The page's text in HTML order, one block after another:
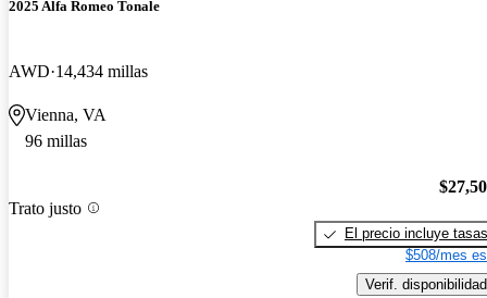
2025 Alfa Romeo Tonale
AWD 14,434 millas
Vienna, VA
96 millas
Trato justo
El precio incluye tasas
$508/mes
Verif. disponibilidad